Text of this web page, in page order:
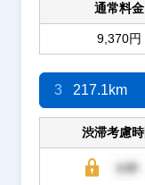
通常料金
9,370円
3 217.1km
渋滞考慮時